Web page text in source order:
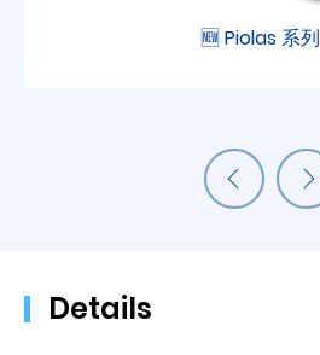
🆕 Piolas 系列
Details